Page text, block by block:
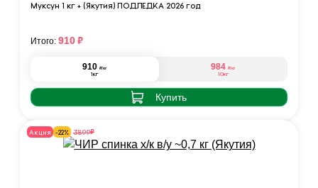
Муксун 1 кг + (Якутия) ПОДЛЁДКА 2026 год
910 ₽/кг
1кг
984 ₽/кг
10кг
Купить
Итого: 910₽
Акция -22% 3899₽